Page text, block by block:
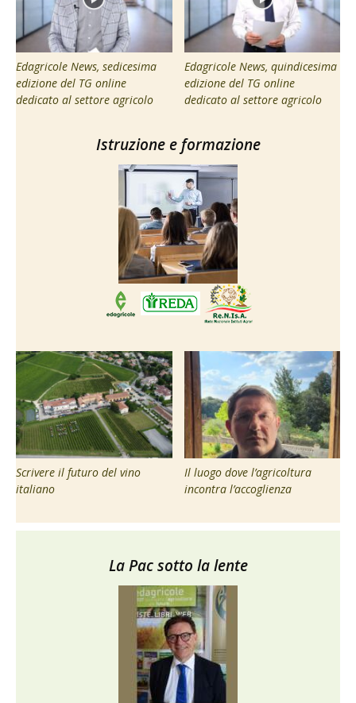
Edagricole News, sedicesima
edizione del TG online
dedicato al settore agricolo
Edagricole News, quindicesima
edizione del TG online
dedicato al settore agricolo
Istruzione e formazione
Scrivere il futuro del vino
italiano
Il luogo dove l’agricoltura
incontra l’accoglienza
La Pac sotto la lente